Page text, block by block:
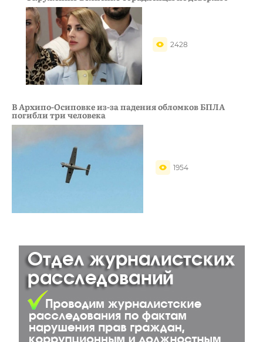
2428
В Архипо-Осиповке из-за падения обломков БПЛА
погибли три человека
1954